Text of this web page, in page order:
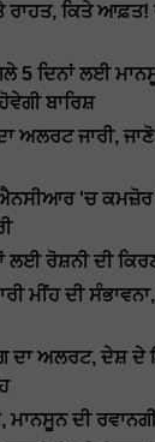
ਰਾਹਤ, ਕਿਤੇ
5 ਦਿਨਾਂ ਲਈ
ਬਾਰਿਸ਼
ਅਲਰਟ ਜਾਰੀ,
ਐਨਸੀਆਰ 'ਚ
ਲਈ ਰੋਸ਼ਨੀ ਦੀ
ਮੀਂਹ ਦੀ
ਦਾ ਅਲਰਟ, ਦੇਸ਼
ਦੀ